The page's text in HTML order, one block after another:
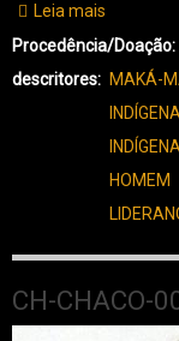
Leia mais
CH-
CHACO-
0009
Procedência/Doação
descritores
MAKÁ-
HOMEM
CH-CHACO-